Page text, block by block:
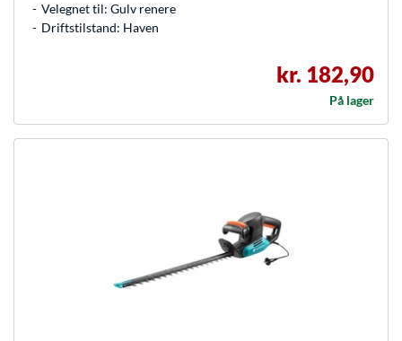
Velegnet til: Gulv renere
Driftstilstand: Haven
kr. 182,90
På lager